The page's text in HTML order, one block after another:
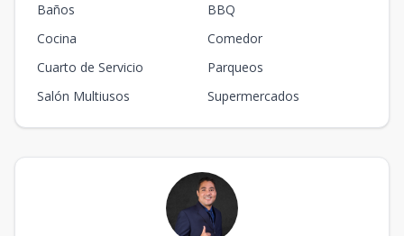
Baños
BBQ
Cocina
Comedor
Cuarto de Servicio
Parqueos
Salón Multiusos
Supermercados